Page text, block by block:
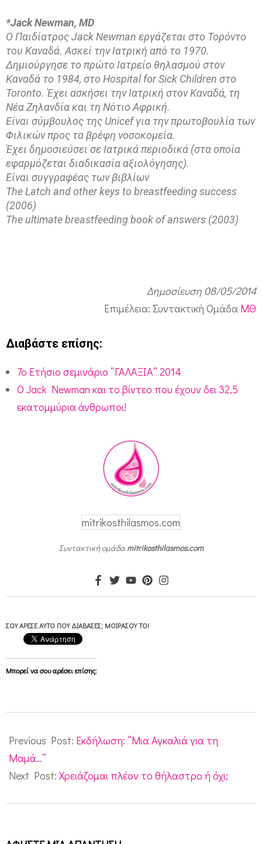
*Jack Newman, MD
Ο Παιδίατρος Jack Newman εργάζεται στο Τορόντο
του Καναδά. Ασκεί την Ιατρική από το 1970.
Δημιούργησε το πρώτο Ιατρείο θηλασμού στον
Καναδά το 1984, στο Hospital for Sick Children στο
Toronto. Έχει ασκήσει την Ιατρική στον Καναδά, τη
Νέα Ζηλανδία και τη Νότιο Αφρική.
Είναι σύμβουλος της Unicef για την πρωτοβουλία των
Φιλικών προς τα βρέφη νοσοκομεία.
Έχει δημοσιεύσει σε Ιατρικά περιοδικά (στα οποία
εφαρμόζεται διαδικασία αξιολόγησης).
Είναι συγγραφέας των βιβλίων
The Latch and other keys to breastfeeding success
(2006)
The ultimate breastfeeding book of answers (2003)
Δημοσίευση 08/05/2014
Επιμέλεια: Συντακτική Ομάδα ΜΘ
Διαβάστε επίσης:
7o Ετήσιο σεμινάριο “ΓΑΛΑΞΙΑ” 2014
Ο Jack Newman και το βίντεο που έχουν δει 32,5
εκατομμύρια άνθρωποι!
mitrikosthilasmos.com
Συντακτική ομάδαmitrikosthilasmos.com
ΣΟΥ ΆΡΕΣΕ ΑΥΤΌ ΠΟΥ ΔΙΆΒΑΣΕΣ; ΜΟΙΡΆΣΟΥ ΤΟ!
Μπορεί να σου αρέσει επίσης:
05-
08
Previous Post: Εκδήλωση: “Μια Αγκαλιά για τη
Μαμά…”
Next Post: Χρειάζομαι πλέον το θήλαστρο ή όχι;